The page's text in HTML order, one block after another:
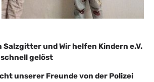
Salzgitter und Wir helfen Kindern e.V.
schnell gelöst
unserer Freunde von der Polizei